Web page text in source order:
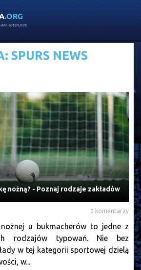
SPURS NEWS
nożną? - Poznaj rodzaje zakładów
0 komentarzy
nożnej u bukmacherów to jedne z
rodzajów typowań. Nie bez
w tej kategorii sportowej dzielą
w...